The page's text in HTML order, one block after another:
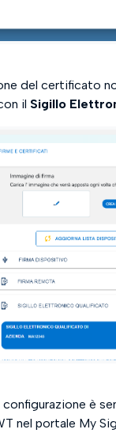
del certificato
il Sigillo
è
nel portale My